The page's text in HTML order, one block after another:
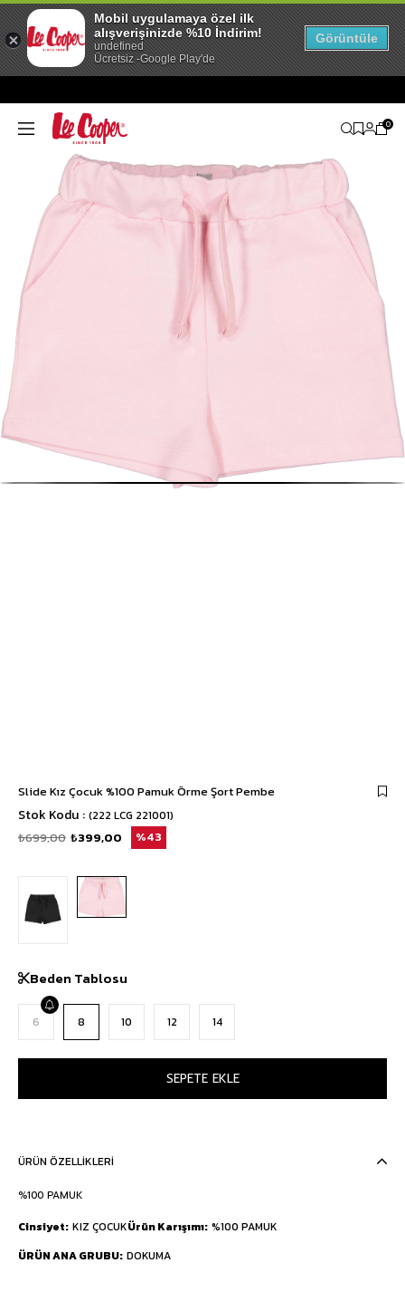
0
Slide Kız Çocuk %100 Pamuk Örme Şort Pembe
Stok Kodu (222 LCG 221001)
₺699,00 ₺399,00 43
Beden Tablosu
6 8 10 12 14
ÜRÜN ÖZELLIKLERI
%100 PAMUK
Cinsiyet KIZ ÇOCUKÜrün Karışımı %100 PAMUK
ÜRÜN ANA GRUBU DOKUMA
Mobil uygulamaya özel ilk
alışverişinizde %10 İndirim!
undefined
Ücretsiz -Google Play'de
Görüntüle